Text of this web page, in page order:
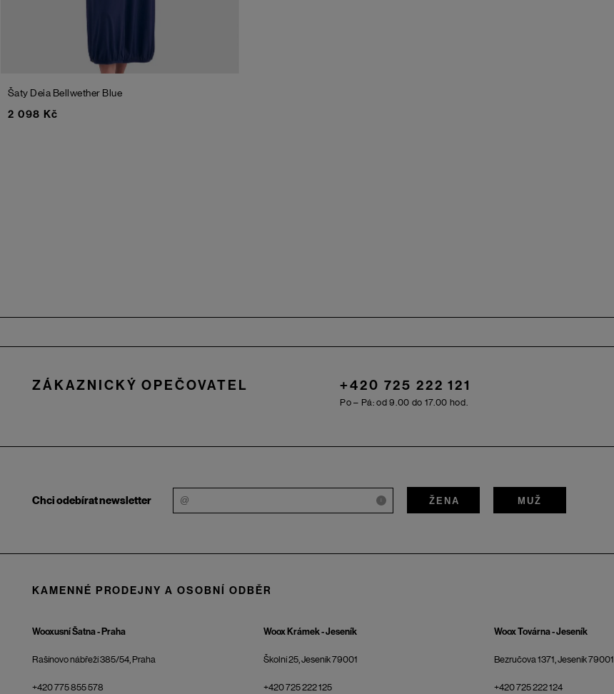
Šaty Deia Bellwether Blue
2 098 Kč
ZÁKAZNICKÝ OPEČOVATEL +420 725 222 121
Po – Pá: od 9.00 do 17.00 hod.
Chci odebírat newsletter i ŽENA MUŽ
KAMENNÉ PRODEJNY A OSOBNÍ ODBĚR
Wooxusní Šatna - Praha
Rašínovo nábřeží 385/54, Praha
+420 775 855 578
Woox Krámek - Jeseník
Školní 25, Jeseník 79001
+420 725 222 125
Woox Továrna - Jeseník
Bezručova 1371, Jeseník 79001
+420 725 222 124